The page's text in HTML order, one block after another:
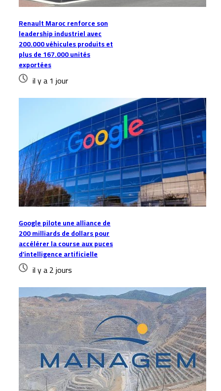
Renault Maroc renforce son
leadership industriel avec
200.000 véhicules produits et
plus de 167.000 unités
exportées
il y a 1 jour
Google pilote une alliance de
200 milliards de dollars pour
accélérer la course aux puces
d’intelligence artificielle
il y a 2 jours